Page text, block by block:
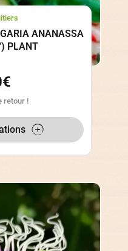
ANANASSA
PLANT
€
retour !